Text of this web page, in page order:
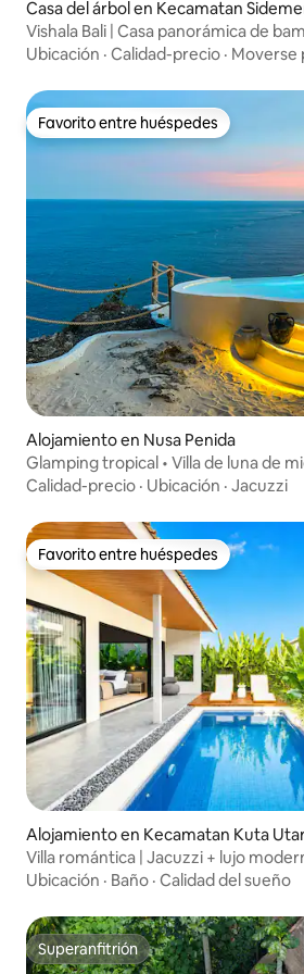
Casa del árbol en Kecamatan
Vishala Bali | Casa panorámica de
Ubicación · Calidad-precio · Moverse
Favorito entre huéspedes
Favorito entre huéspedes
Alojamiento en Nusa Penida
Glamping tropical • Villa de luna de
Calidad-precio · Ubicación · Jacuzzi
Favorito entre huéspedes
Favorito entre huéspedes
Alojamiento en Kecamatan Kuta
Villa romántica | Jacuzzi + lujo
Ubicación · Baño · Calidad del sueño
Superanfitrión
Superanfitrión